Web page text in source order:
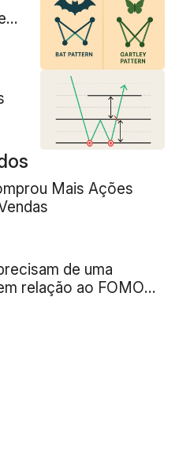
Mais Ações
de uma
relação ao FOMO
IA